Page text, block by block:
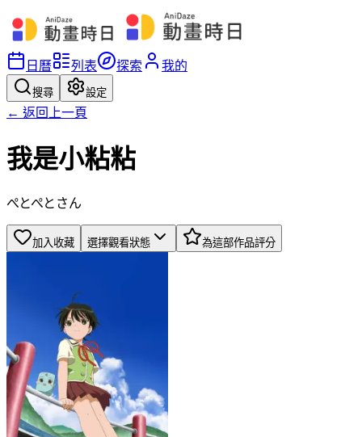
日曆 列表 探索 我的
搜尋 設定
← 返回上一頁
我是小粘粘
ぺとぺとさん
加入收藏 選擇觀看狀態 為這部作品評分